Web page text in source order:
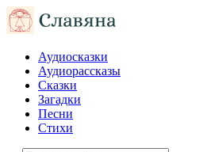
Аудиосказки
Аудиорассказы
Сказки
Загадки
Песни
Стихи